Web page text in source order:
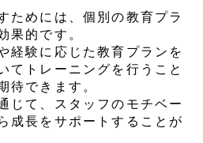
ためには、個別の教育プラ
果的です。
経験に応じた教育プランを
てトレーニングを行うこと
待できます。
じて、スタッフのモチベー
成長をサポートすることが